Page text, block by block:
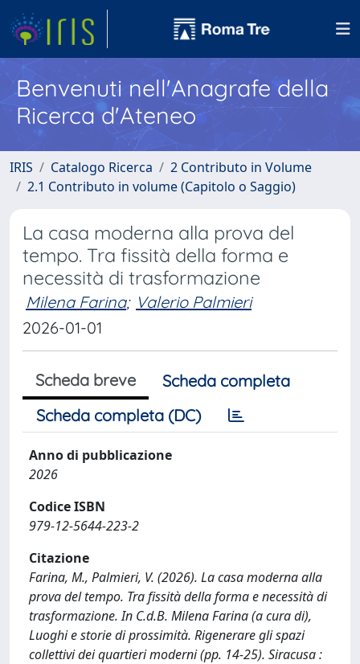
Benvenuti nell'Anagrafe della
Ricerca d'Ateneo
IRIS Catalogo Ricerca
2 Contributo in Volume
2.1 Contributo in volume (Capitolo o Saggio)
La casa moderna alla prova del
tempo. Tra fissità della forma e
necessità di trasformazione
Milena Farina; Valerio Palmieri
2026-01-01
Scheda breve
Scheda completa
Scheda completa (DC)
Anno di pubblicazione
2026
Codice ISBN
979-12-5644-223-2
Citazione
Farina, M., Palmieri, V. (2026). La casa moderna alla
prova del tempo. Tra fissità della forma e necessità di
trasformazione. In C.d.B. Milena Farina (a cura di),
Luoghi e storie di prossimità. Rigenerare gli spazi
collettivi dei quartieri moderni (pp. 14-25). Siracusa :